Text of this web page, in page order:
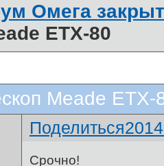
Омега
ETX-80
Meade ETX-
Поделиться
Срочно!